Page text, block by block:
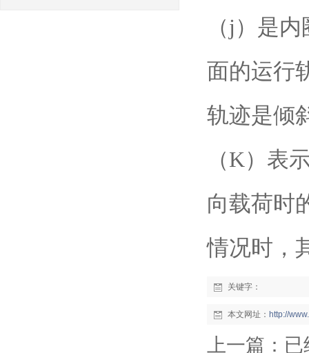
（j）是
面的运行
轨迹是倾
（K）表
向载荷时
情况时，
关键字：
本文网址： http://
上一篇：